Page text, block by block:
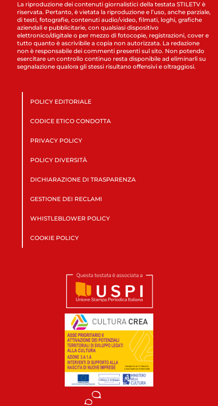
La riproduzione dei contenuti giornalistici della testata STILETV è
riservata. Pertanto, è vietata la riproduzione e l’uso, anche parziale,
di testi, fotografie, contenuti audio/video, filmati, loghi, grafiche
aziendali e pubblicitarie, con qualsiasi dispositivo
elettronico/digitale o per mezzo di fotocopie, registrazioni, cover e
tutto quanto è ascrivibile a copia non autorizzata. La redazione
non è responsabile dei commenti presenti sul sito. Non potendo
esercitare un controllo continuo resta disponibile ad eliminarli su
segnalazione qualora gli stessi risultano offensivi e oltraggiosi.
POLICY EDITORIALE
CODICE ETICO CONDOTTA
PRIVACY POLICY
POLICY DIVERSITÀ
DICHIARAZIONE DI TRASPARENZA
GESTIONE DEI RECLAMI
WHISTLEBLOWER POLICY
COOKIE POLICY